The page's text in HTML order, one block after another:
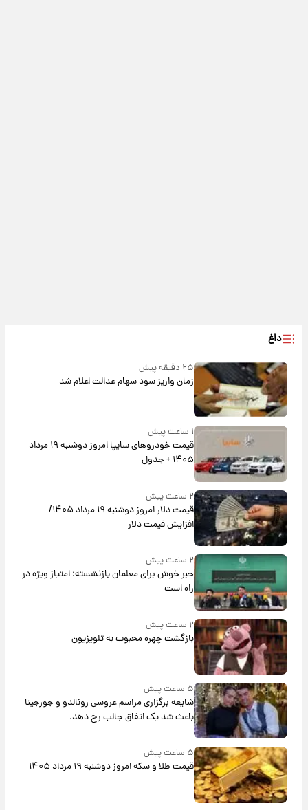
داغ
۲۵ دقیقه پیش
زمان واریز سود سهام عدالت اعلام شد
قیمت خودروهای سایپا امروز دوشنبه ۱۹ مرداد
۱۴۰۵ + جدول
۲ ساعت پیش
قیمت دلار امروز دوشنبه ۱۹ مرداد ۱۴۰۵/
افزایش قیمت دلار
۲ ساعت پیش
خبر خوش برای معلمان بازنشسته؛ امتیاز ویژه در
راه است
۲ ساعت پیش
بازگشت چهره محبوب به تلویزیون
۵ ساعت پیش
شایعه برگزاری مراسم عروسی رونالدو و جورجینا
باعث شد یک اتفاق جالب رخ دهد.
۵ ساعت پیش
قیمت طلا و سکه امروز دوشنبه ۱۹ مرداد ۱۴۰۵